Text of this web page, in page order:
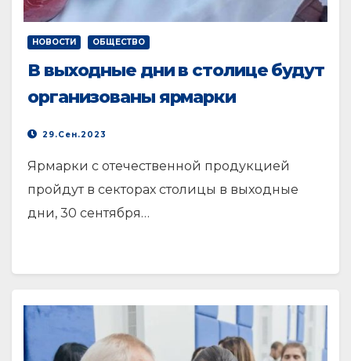
НОВОСТИ ОБЩЕСТВО
В выходные дни в столице будут
организованы ярмарки
29.Сен.2023
Ярмарки с отечественной продукцией
пройдут в секторах столицы в выходные
дни, 30 сентября…